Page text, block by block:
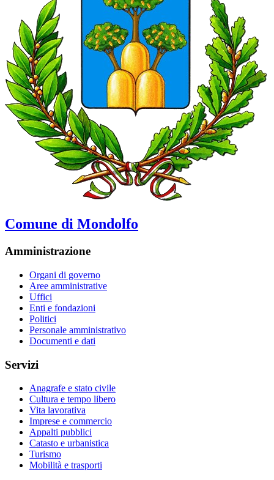
Comune di Mondolfo
Amministrazione
Organi di governo
Aree amministrative
Uffici
Enti e fondazioni
Politici
Personale amministrativo
Documenti e dati
Servizi
Anagrafe e stato civile
Cultura e tempo libero
Vita lavorativa
Imprese e commercio
Appalti pubblici
Catasto e urbanistica
Turismo
Mobilità e trasporti